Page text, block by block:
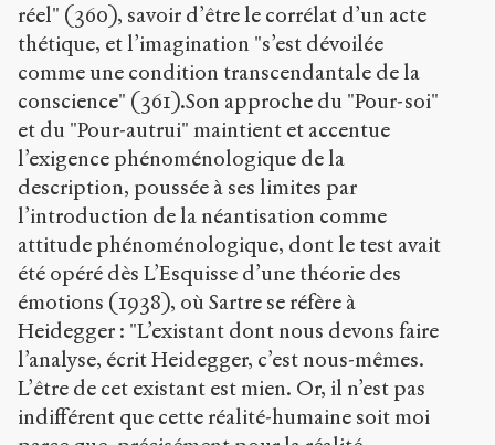
réel" (360), savoir d’être le corrélat d’un acte
thétique, et l’imagination "s’est dévoilée
comme une condition transcendantale de la
conscience" (361).Son approche du "Pour-soi"
et du "Pour-autrui" maintient et accentue
l’exigence phénoménologique de la
description, poussée à ses limites par
l’introduction de la néantisation comme
attitude phénoménologique, dont le test avait
été opéré dès L’Esquisse d’une théorie des
émotions (1938), où Sartre se réfère à
Heidegger : "L’existant dont nous devons faire
l’analyse, écrit Heidegger, c’est nous-mêmes.
L’être de cet existant est mien. Or, il n’est pas
indifférent que cette réalité-humaine soit moi